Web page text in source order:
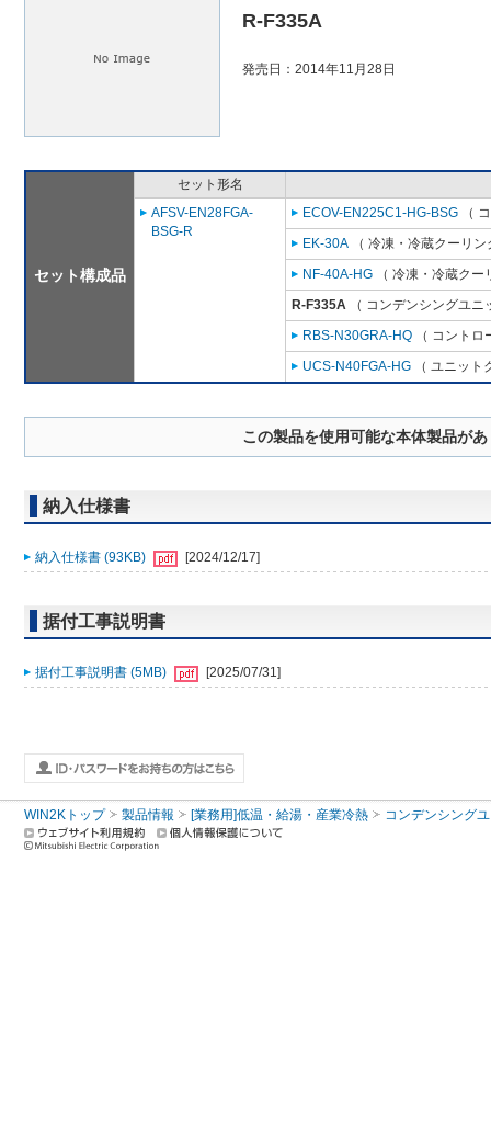
R-F335A
発売日：2014年11月28日
セット構成品
セット形名
AFSV-EN28FGA-
BSG-R
ECOV-EN225C1-HG-BSG （
EK-30A （ 冷凍・冷蔵クーリ
NF-40A-HG （ 冷凍・冷蔵ク
R-F335A （ コンデンシングユ
RBS-N30GRA-HQ （ コント
UCS-N40FGA-HG （ ユニット
この製品を使用可能な本体製品が
納入仕様書
納入仕様書 (93KB) [2024/12/17]
据付工事説明書
据付工事説明書 (5MB) [2025/07/31]
WIN2Kトップ 製品情報 [業務用]低温・給湯・産業冷熱 コンデンシング